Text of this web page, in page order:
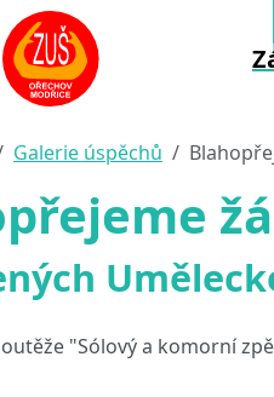
Galerie úspěchů
"Sólový a komorní